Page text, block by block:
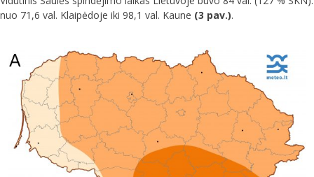
nuo 71,6 val. Klaipėdoje iki 98,1 val. Kaune (3 pav.).